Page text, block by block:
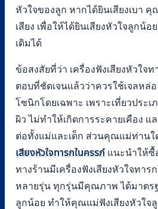
หัวใจของลูก หากได้ยินเสียงเบา
เสียง เพื่อให้ได้ยินเสียงหัวใจลูกน้
เดิมได้
ข้อสงสัยที่ว่า เครื่องฟังเสียงหัวใจท
ตอบที่ชัดเจนแล้วว่าควรใช้เจลหล่
โซนิกโดยเฉพาะ เพราะเที่ยวประ
ผิว ไม่ทำให้เกิดการระคายเคือง แ
ต่อทั้งแม่และเด็ก ส่วนคุณแม่ท่านใ
เสียงหัวใจทารกในครรภ์แนะนำให้ซื้อ
ทางร้านมีเครื่องฟังเสียงหัวใจทา
หลายรุ่น ทุกรุ่นมีคุณภาพ ได้มาตร
ลูกน้อย ทำให้คุณแม่ฟังเสียงหัวใจ